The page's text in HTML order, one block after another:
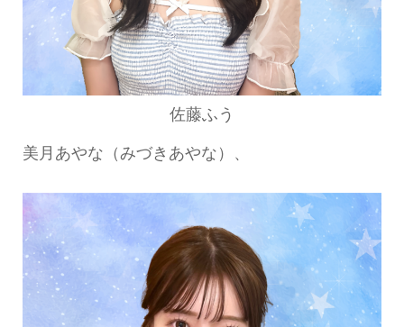
佐藤ふう
美月あやな（みづきあやな）、